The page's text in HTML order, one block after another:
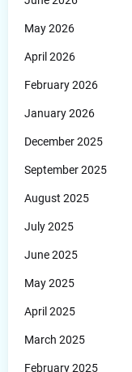
May 2026
April 2026
February 2026
January 2026
December 2025
September 2025
August 2025
July 2025
June 2025
May 2025
April 2025
March 2025
February 2025